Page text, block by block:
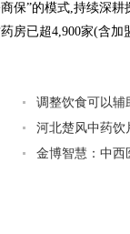
保”的模式,持续深
房已超4,900家(含加
调整饮食可以辅
河北楚风中药饮
金博智慧：中西